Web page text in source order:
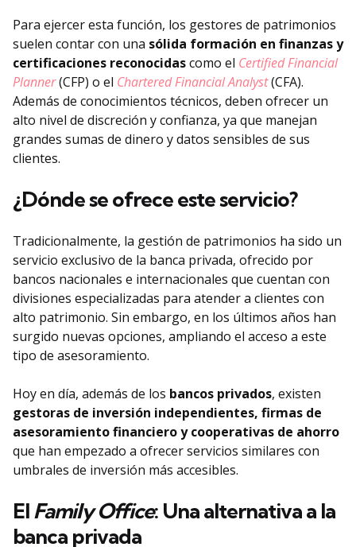
Para ejercer esta función, los gestores de patrimonios
suelen contar con una sólida formación en finanzas y
certificaciones reconocidascomo el Certified Financial
Planner(CFP) o el Chartered Financial Analyst(CFA).
Además de conocimientos técnicos, deben ofrecer un
alto nivel de discreción y confianza, ya que manejan
grandes sumas de dinero y datos sensibles de sus
clientes.
¿Dónde se ofrece este servicio?
Tradicionalmente, la gestión de patrimonios ha sido un
servicio exclusivo de la banca privada, ofrecido por
bancos nacionales e internacionales que cuentan con
divisiones especializadas para atender a clientes con
alto patrimonio. Sin embargo, en los últimos años han
surgido nuevas opciones, ampliando el acceso a este
tipo de asesoramiento.
Hoy en día, además de los bancos privados, existen
gestoras de inversión independientes, firmas de
asesoramiento financiero y cooperativas de ahorro
que han empezado a ofrecer servicios similares con
umbrales de inversión más accesibles.
ElFamily Office: Una alternativa a la
banca privada